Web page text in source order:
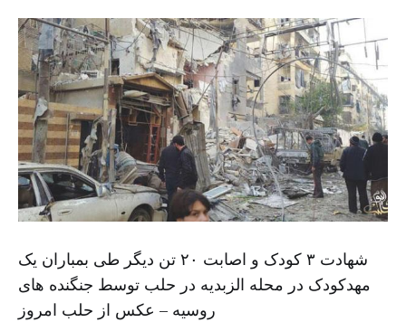
شهادت ۳ کودک و اصابت ۲۰ تن دیگر طی بمباران یک
مهدکودک در محله الزبدیه در حلب توسط جنگنده های
روسیه – عکس از حلب امروز